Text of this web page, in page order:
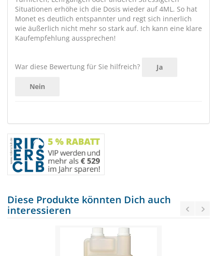
Situationen erhöhe ich die Dosis wieder auf 4ML. So hat
Monet es deutlich entspannter und regt sich innerlich
wie äußerlich nicht mehr so stark auf. Ich kann eine klare
Kaufempfehlung aussprechen!
War diese Bewertung für Sie hilfreich? Ja
Nein
Diese Produkte könnten Dich auch
interessieren